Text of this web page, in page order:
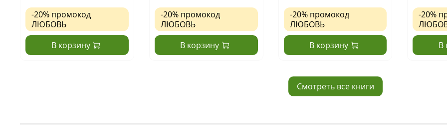
-20% промокод
ЛЮБОВЬ
В корзину
-20% промокод
ЛЮБОВЬ
В корзину
-20% промокод
ЛЮБОВЬ
В корзину
-20%
В
Смотреть все книги